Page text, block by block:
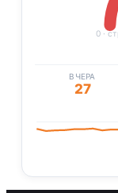
0 ·
ВЧЕРА
27